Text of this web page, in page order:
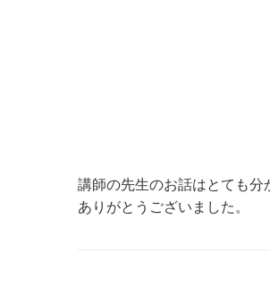
講師の先生のお話はとても
ありがとうございました。